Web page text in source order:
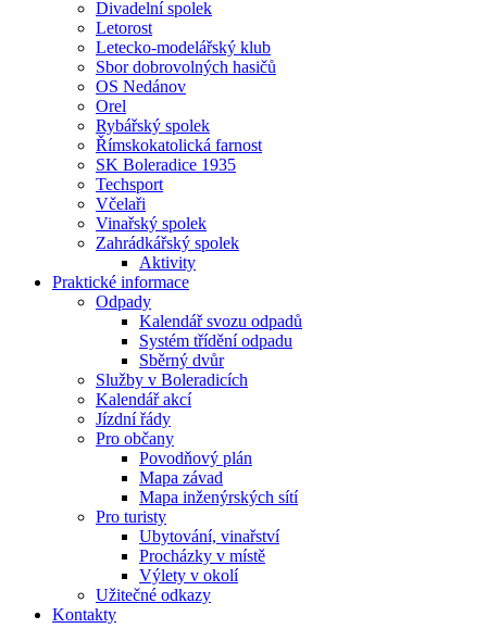
Divadelní spolek
Letorost
Letecko-modelářský klub
Sbor dobrovolných hasičů
OS Nedánov
Orel
Rybářský spolek
Římskokatolická farnost
SK Boleradice 1935
Techsport
Včelaři
Vinařský spolek
Zahrádkářský spolek
Aktivity
Praktické informace
Odpady
Kalendář svozu odpadů
Systém třídění odpadu
Sběrný dvůr
Služby v Boleradicích
Kalendář akcí
Jízdní řády
Pro občany
Povodňový plán
Mapa závad
Mapa inženýrských sítí
Pro turisty
Ubytování, vinařství
Procházky v místě
Výlety v okolí
Užitečné odkazy
Kontakty